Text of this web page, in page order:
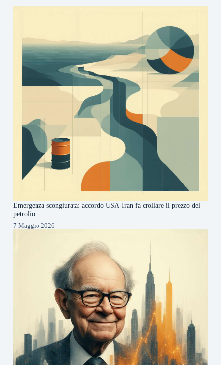
Emergenza scongiurata: accordo USA-Iran fa crollare il prezzo del
petrolio
7 Maggio 2026